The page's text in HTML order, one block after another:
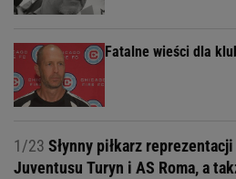
Fatalne wieści dla
1/23 Słynny piłkarz
Juventusu Turyn i AS Roma, a